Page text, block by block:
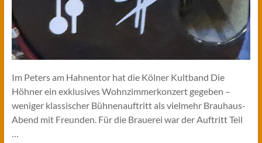
Im Peters am Hahnentor hat die Kölner Kultband Die
Höhner ein exklusives Wohnzimmerkonzert gegeben –
weniger klassischer Bühnenauftritt als vielmehr Brauhaus-
Abend mit Freunden. Für die Brauerei war der Auftritt Teil
…